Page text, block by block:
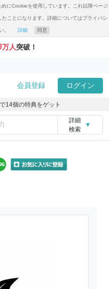
にCookieを使用しています。これ以降ページ
ことになります。詳細についてはプライバシ
。 詳細 同意
万人突破！
会員登録 ログイン
で14個の特典をゲット
詳細
検索
▼